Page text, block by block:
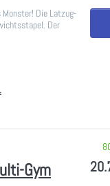
Die Latzug-
Der
keine Bewertungen vor.
Gym